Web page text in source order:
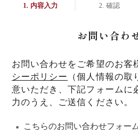
内容入力 確認
お問い合わ
お問い合わせをご希望のお客
シーポリシー
（個人情報の取
意いただき、下記フォームに
力のうえ、ご送信ください。
こちらのお問い合わせフォー